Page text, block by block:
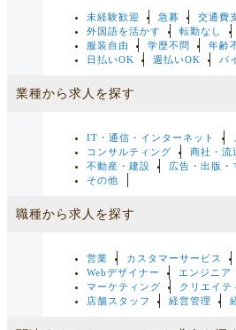
未経験歓迎 急募 交通費
外国語を活かす
転勤なし
服装自由
学歴不問 年齢
日払いOK
週払いOK バ
業種から求人を探す
IT・通信・インターネット
コンサルティング
商社・流
不動産・建設
広告・出版・
その他
職種から求人を探す
営業 カスタマーサービス
Webデザイナー
エンジニア
マーケティング
クリエイテ
店舗スタッフ
経営管理